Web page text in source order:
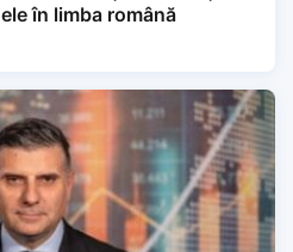
în limba română